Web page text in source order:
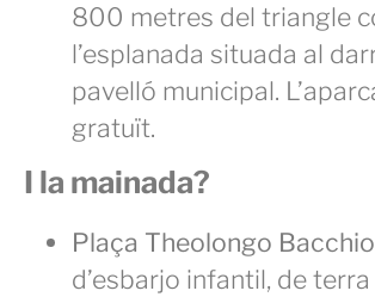
800 metres del triangle
l’esplanada situada al
pavelló municipal.
gratuït.
I la mainada?
Plaça Theolongo
d’esbarjo infantil, de